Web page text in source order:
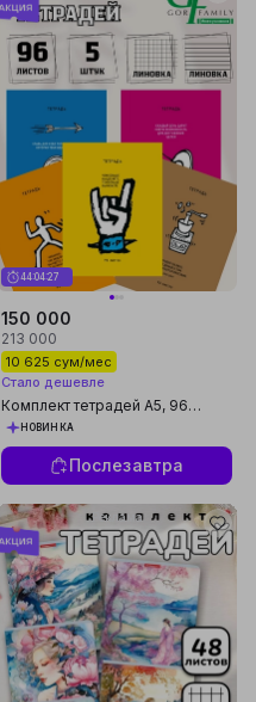
44:04:26
150 000
213 000
10 625 сум/мес
Стало дешевле
Комплект тетрадей А5, 96
листов, 5 шт, в клетку, для
школы и студентов
НОВИНКА
Послезавтра
Реклама